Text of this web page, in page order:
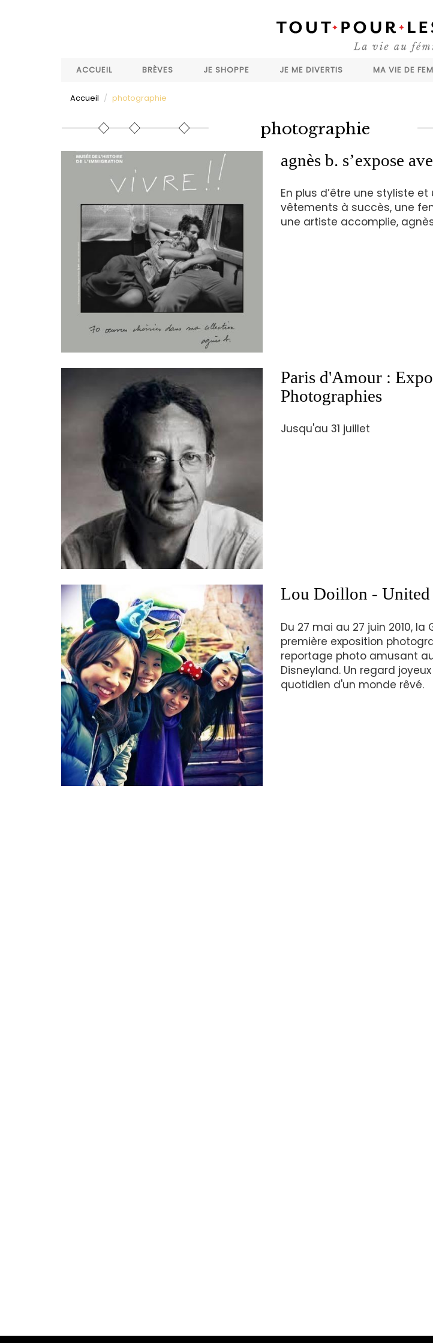
ACCUEIL
BRÈVES JE SHOPPE JE ME DIVERTIS MA VIE DE
Accueil photographie
photographie
agnès b. s’expose
En plus d’être une styliste
vêtements à succès, une
une artiste accomplie,
Paris d'Amour :
Photographies
Jusqu'au 31 juillet
Lou Doillon - United
Du 27 mai au 27 juin 2010,
première exposition
reportage photo amusant
Disneyland. Un regard
quotidien d'un monde rêvé.